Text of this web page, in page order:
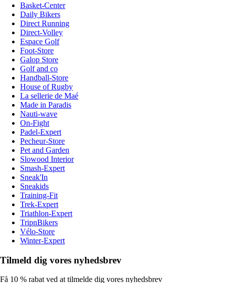
Basket-Center
Daily Bikers
Direct Running
Direct-Volley
Espace Golf
Foot-Store
Galop Store
Golf and co
Handball-Store
House of Rugby
La sellerie de Maé
Made in Paradis
Nauti-wave
On-Fight
Padel-Expert
Pecheur-Store
Pet and Garden
Slowood Interior
Smash-Expert
Sneak'In
Sneakids
Training-Fit
Trek-Expert
Triathlon-Expert
TripnBikers
Vélo-Store
Winter-Expert
Tilmeld dig vores nyhedsbrev
Få 10 % rabat ved at tilmelde dig vores nyhedsbrev